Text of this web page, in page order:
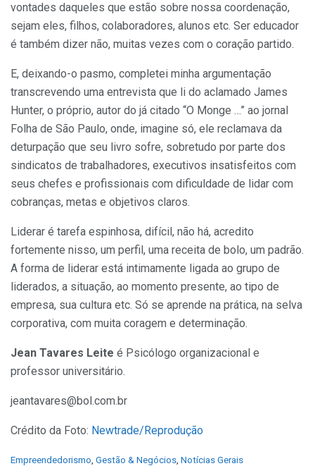
vontades daqueles que estão sobre nossa coordenação,
sejam eles, filhos, colaboradores, alunos etc. Ser educador
é também dizer não, muitas vezes com o coração partido.
E, deixando-o pasmo, completei minha argumentação
transcrevendo uma entrevista que li do aclamado James
Hunter, o próprio, autor do já citado “O Monge …” ao jornal
Folha de São Paulo, onde, imagine só, ele reclamava da
deturpação que seu livro sofre, sobretudo por parte dos
sindicatos de trabalhadores, executivos insatisfeitos com
seus chefes e profissionais com dificuldade de lidar com
cobranças, metas e objetivos claros.
Liderar é tarefa espinhosa, difícil, não há, acredito
fortemente nisso, um perfil, uma receita de bolo, um padrão.
A forma de liderar está intimamente ligada ao grupo de
liderados, a situação, ao momento presente, ao tipo de
empresa, sua cultura etc. Só se aprende na prática, na selva
corporativa, com muita coragem e determinação.
Jean Tavares Leite é Psicólogo organizacional e
professor universitário.
jeantavares@bol.com.br
Crédito da Foto: Newtrade/Reprodução
C
Empreendedorismo, Gestão & Negócios, Notícias Gerais